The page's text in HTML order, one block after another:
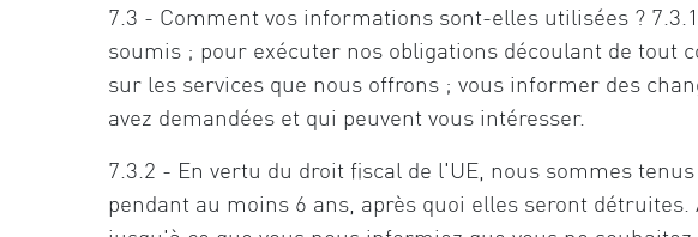
7.3 - Comment vos informations sont-elles utilisées ?
soumis ; pour exécuter nos obligations découlant de tout
sur les services que nous offrons ; vous informer des
avez demandées et qui peuvent vous intéresser.
7.3.2 - En vertu du droit fiscal de l'UE, nous sommes
pendant au moins 6 ans, après quoi elles seront